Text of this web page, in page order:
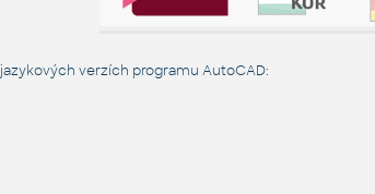
verzích programu AutoCAD: